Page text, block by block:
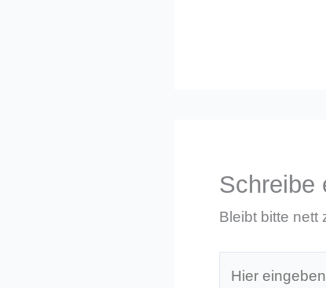
Schreibe
Bleibt bitte nett